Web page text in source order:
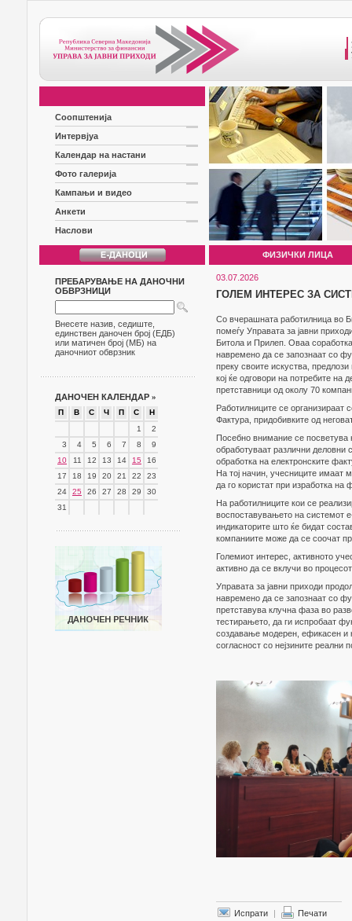
Соопштенија
Интервјуа
Календар на настани
Фото галерија
Кампањи и видео
Анкети
Наслови
ФИЗИЧКИ ЛИЦА
ПРЕБАРУВАЊЕ НА ДАНОЧНИ
ОБВРЗНИЦИ
Внесете назив, седиште,
единствен даночен број (ЕДБ)
или матичен број (МБ) на
даночниот обврзник
ДАНОЧЕН КАЛЕНДАР »
П В С Ч П С
Н
1
2
3
4 5 6 7 8
9
10
11 12 13 14 15
16
17
18 19 20 21 22
23
24
25 26 27 28 29
30
31
03.07.2026
ГОЛЕМ ИНТЕРЕС ЗА
Со вчерашната работилница во
помеѓу Управата за јавни
Битола и Прилеп. Оваа
навремено да се запознаат со
преку своите искуства,
кој ќе одговори на потребите на
претставници од околу 70
Работилниците се организираат
Фактура, придобивките од
Посебно внимание се посветува
обработуваат различни деловни
обработка на електронските
На тој начин, учесниците имаат
да го користат при изработка на
На работилниците кои се
воспоставувањето на системот
индикаторите што ќе бидат
компаниите може да се соочат
Големиот интерес, активното
активно да се вклучи во
Управата за јавни приходи
навремено да се запознаат со
претставува клучна фаза во
тестирањето, да ги испробаат
создавање модерен, ефикасен и
согласност со нејзините реални
Испрати | Печати